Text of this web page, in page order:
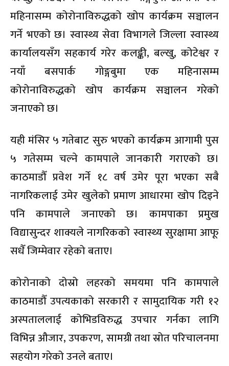
महिनासम्म कोरोनाविरुद्धको खोप कार्यक्रम सञ्चालन
गर्ने भएको छ। स्वास्थ्य सेवा विभागले जिल्ला स्वास्थ्य
कार्यालयसँग सहकार्य गरेर कलङ्की, बल्खु, कोटेश्वर र
नयाँ बसपार्क गोङ्गबुमा एक महिनासम्म
कोरोनाविरुद्धको खोप कार्यक्रम सञ्चालन गरेको
जनाएको छ।
यही मंसिर ५ गतेबाट सुरु भएको कार्यक्रम आगामी पुस
५ गतेसम्म चल्ने कामपाले जानकारी गराएको छ।
काठमाडौँ प्रवेश गर्ने १८ वर्ष उमेर पूरा भएका सबै
नागरिकलाई उमेर खुलेको प्रमाण आधारमा खोप दिइने
पनि कामपाले जनाएको छ। कामपाका प्रमुख
विद्यासुन्दर शाक्यले नागरिकको स्वास्थ्य सुरक्षामा आफू
सधैँ जिम्मेवार रहेको बताए।
कोरोनाको दोस्रो लहरको समयमा पनि कामपाले
काठमाडौँ उपत्यकाको सरकारी र सामुदायिक गरी १२
अस्पताललाई कोभिडविरुद्ध उपचार गर्नका लागि
विभिन्न औजार, उपकरण, सामग्री तथा स्रोत परिचालनमा
सहयोग गरेको उनले बताए।